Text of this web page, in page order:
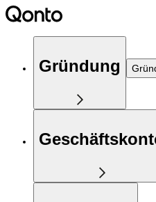
Gründung